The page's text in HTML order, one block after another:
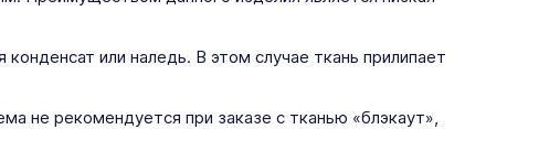
или наледь. В этом случае ткань прилипает
не рекомендуется при заказе с тканью «блэкаут»,